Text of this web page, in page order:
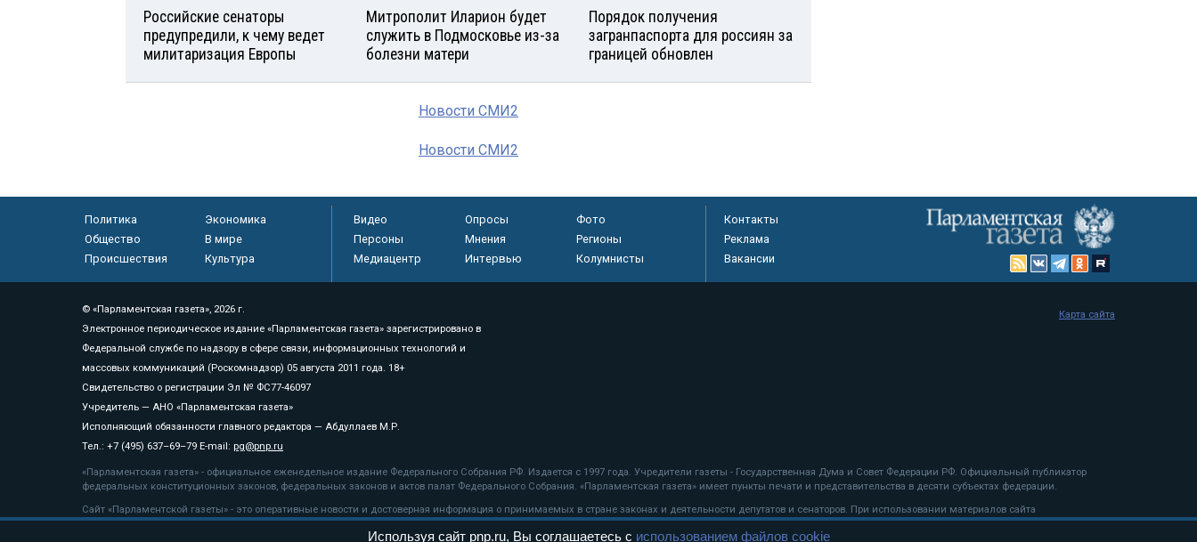
Российские сенаторы
предупредили, к чему ведет
милитаризация Европы
Митрополит Иларион будет
служить в Подмосковье из-за
болезни матери
Порядок получения
загранпаспорта для россиян за
границей обновлен
Новости СМИ2
Новости СМИ2
Политика
Экономика
Общество
В мире
Происшествия
Культура
Видео Опросы
Фото
Персоны
Мнения
Регионы
Медиацентр
Интервью Колумнисты
Контакты
Реклама
Вакансии
© «Парламентская газета», 2026 г.
Электронное периодическое издание «Парламентская газета» зарегистрировано в
Федеральной службе по надзору в сфере связи, информационных технологий и
массовых коммуникаций (Роскомнадзор) 05 августа 2011 года. 18+
Свидетельство о регистрации Эл № ФС77-46097
Учредитель — АНО «Парламентская газета»
Исполняющий обязанности главного редактора — Абдуллаев М.Р.
Тел.: +7 (495) 637–69–79 E-mail: pg@pnp.ru
«Парламентская газета» - официальное еженедельное издание Федерального Собрания РФ. Издается с 1997 года. Учредители газеты - Государственная Дума и Совет Федерации РФ. Официальный публикатор
федеральных конституционных законов, федеральных законов и актов палат Федерального Собрания. «Парламентская газета» имеет пункты печати и представительства в десяти субъектах федерации.
Сайт «Парламентской газеты» - это оперативные новости и достоверная информация о принимаемых в стране законах и деятельности депутатов и сенаторов. При использовании материалов сайта
«Парламентской газеты» активная ссылка на pnp.ru обязательна.
Карта сайта
Используя сайт pnp.ru, Вы соглашаетесь с использованием файлов cookie